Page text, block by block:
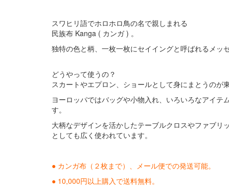
扱いやすさ、機能的
混紡の目的はそれぞれの繊維の長所を組み合わせることで
スワヒリ語でホロホロ鳥の名で親しまれる
民族布 Kanga ( カンガ ) 。
独特の色と柄、一枚一枚にセイイングと呼ばれるメッ
どうやって使うの？
スカートやエプロン、ショールとして身にまとうのが
ヨーロッパではバッグや小物入れ、いろいろなアイテ
す。
大柄なデザインを活かしたテーブルクロスやファブリ
としても広く使われています。
● カンガ布（２枚まで）、メール便での発送可能。
● 10,000円以上購入で送料無料。